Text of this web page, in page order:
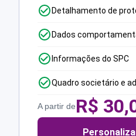
Detalhamento de
Dados
Informações do SPC
Quadro societário e
A partir deR$